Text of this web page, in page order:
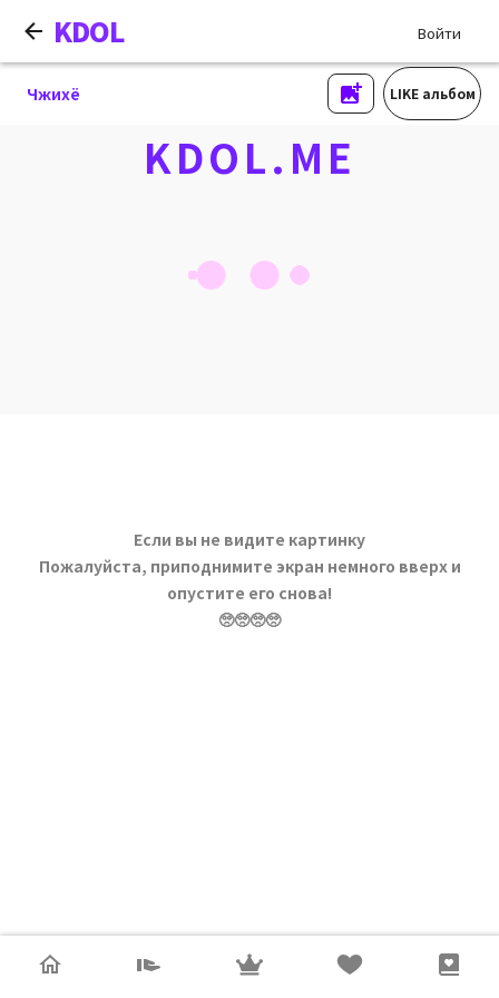
KDOL Войти
Чжихё LIKE альбом
KDOL.ME
Если вы не видите картинку
Пожалуйста, приподнимите экран немного вверх и
опустите его снова!
🥺🥺🥺🥺